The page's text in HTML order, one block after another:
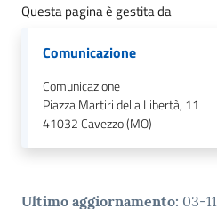
Questa pagina è gestita da
Comunicazione
Comunicazione
Piazza Martiri della Libertà, 11
41032Cavezzo (MO)
Ultimo aggiornamento: 03-